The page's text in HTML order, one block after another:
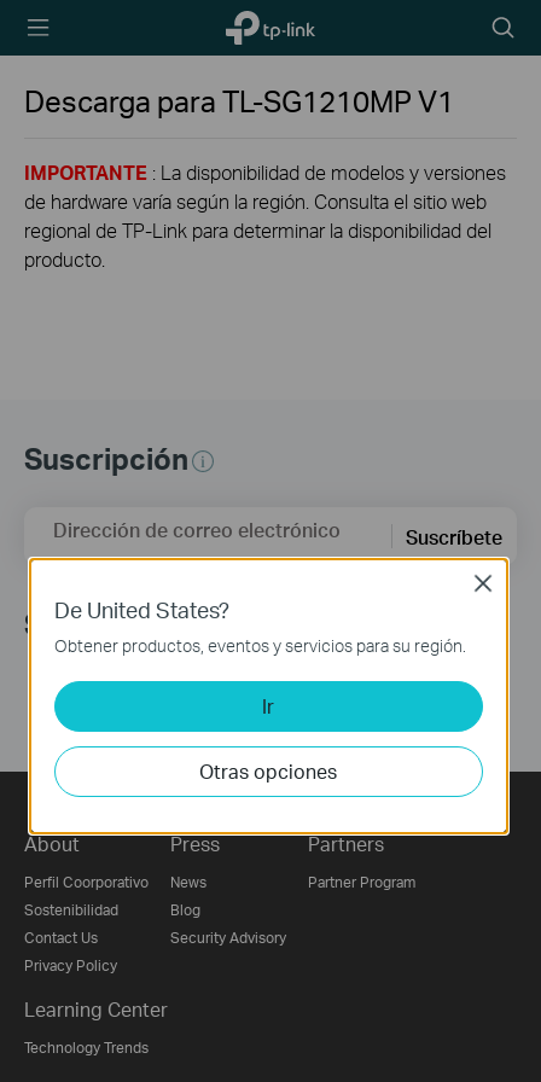
TP-Link,
Reliably
icon
Descarga paraTL-SG1210MPV1
IMPORTANTE : La disponibilidad de modelos y versiones
de hardware varía según la región. Consulta el sitio web
regional de TP-Link para determinar la disponibilidad del
producto.
Suscripción
Dirección de correo electrónico Suscríbete
Síguenos
About
Perfil Coorporativo
Sostenibilidad
Contact Us
Privacy Policy
Press
News
Blog
Security Advisory
Partners
Partner Program
Learning Center
Technology Trends
De United States?
Obtener productos, eventos y servicios para su región.
Ir
Otras opciones
Close